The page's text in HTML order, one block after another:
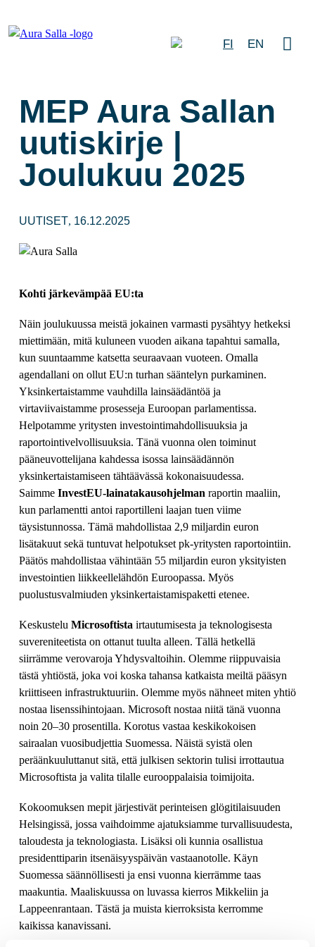
FI EN
MEP Aura Sallan
uutiskirje |
Joulukuu 2025
UUTISET, 16.12.2025
Kohti järkevämpää EU:ta
Näin joulukuussa meistä jokainen varmasti pysähtyy hetkeksi
miettimään, mitä kuluneen vuoden aikana tapahtui samalla,
kun suuntaamme katsetta seuraavaan vuoteen. Omalla
agendallani on ollut EU:n turhan sääntelyn purkaminen.
Yksinkertaistamme vauhdilla lainsäädäntöä ja
virtaviivaistamme prosesseja Euroopan parlamentissa.
Helpotamme yritysten investointimahdollisuuksia ja
raportointivelvollisuuksia. Tänä vuonna olen toiminut
pääneuvottelijana kahdessa isossa lainsäädännön
yksinkertaistamiseen tähtäävässä kokonaisuudessa.
Saimme InvestEU-lainatakausohjelmanraportin maaliin,
kun parlamentti antoi raportilleni laajan tuen viime
täysistunnossa. Tämä mahdollistaa 2,9 miljardin euron
lisätakuut sekä tuntuvat helpotukset pk-yritysten raportointiin.
Päätös mahdollistaa vähintään 55 miljardin euron yksityisten
investointien liikkeellelähdön Euroopassa. Myös
puolustusvalmiuden yksinkertaistamispaketti etenee.
Keskustelu Microsoftistairtautumisesta ja teknologisesta
suvereniteetista on ottanut tuulta alleen. Tällä hetkellä
siirrämme verovaroja Yhdysvaltoihin. Olemme riippuvaisia
tästä yhtiöstä, joka voi koska tahansa katkaista meiltä pääsyn
kriittiseen infrastruktuuriin. Olemme myös nähneet miten yhtiö
nostaa lisenssihintojaan. Microsoft nostaa niitä tänä vuonna
noin 20–30 prosentilla. Korotus vastaa keskikokoisen
sairaalan vuosibudjettia Suomessa. Näistä syistä olen
peräänkuuluttanut sitä, että julkisen sektorin tulisi irrottautua
Microsoftista ja valita tilalle eurooppalaisia toimijoita.
Kokoomuksen mepit järjestivät perinteisen glögitilaisuuden
Helsingissä, jossa vaihdoimme ajatuksiamme turvallisuudesta,
taloudesta ja teknologiasta. Lisäksi oli kunnia osallistua
presidenttiparin itsenäisyyspäivän vastaanotolle. Käyn
Suomessa säännöllisesti ja ensi vuonna kierrämme taas
maakuntia. Maaliskuussa on luvassa kierros Mikkeliin ja
Lappeenrantaan. Tästä ja muista kierroksista kerromme
kaikissa kanavissani.